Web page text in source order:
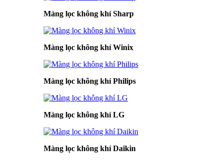
Màng lọc không khí Sharp
Màng lọc không khí Winix
Màng lọc không khí Philips
Màng lọc không khí LG
Màng lọc không khí Daikin